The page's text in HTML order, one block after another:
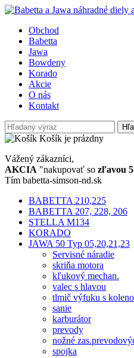
Obchod
Babetta
Jawa
Bowdeny
Korado
Akcie
O nás
Kontakt
Košík je prázdny
Vážený zákazníci,
AKCIA "nakupovať so zľavou
Tím babetta-simson-nd.sk
BABETTA 210,225
BABETTA 207, 228, 206
STELLA M134
KORADO
JAWA 50 Typ 05,20,21,23
Servisné náradie
skriňa motora
kľukový mechan.
valec s hlavou
tlmič výfuku s
sanie
karburátor
prevody
nožné
spojka